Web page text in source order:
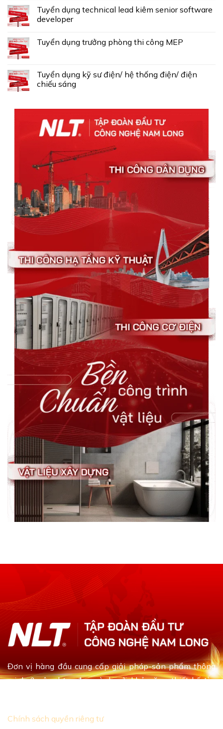
Tuyển dụng technical lead kiêm senior software
developer
Tuyển dụng trưởng phòng thi công MEP
Tuyển dụng kỹ sư điện/ hệ thống điện/ điện
chiếu sáng
Đơn vị hàng đầu cung cấp giải pháp-sản phẩm thông
minh & xây dựng đa ngành với khả năng thiết kế tùy
Chính sách quyền riêng tư